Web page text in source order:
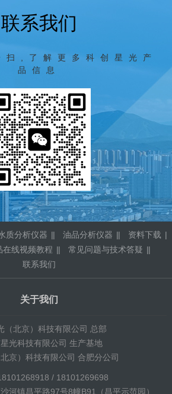
联系我们
扫,了解更多科创星光产
品信息
质分析仪器 | 油品分析仪器 |
资料下载
在线视频教程 | 常见问题与技术答疑
|
联系我们
关于我们
（北京）科技有限公司 总部
光科技有限公司 生产基地
京）科技有限公司 合肥分公司
/ 18101269698
河镇昌平路97号8幢B91（昌平示范园）